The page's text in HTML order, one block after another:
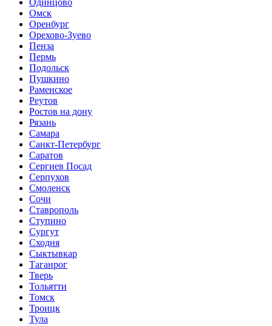
Одинцово
Омск
Оренбург
Орехово-Зуево
Пенза
Пермь
Подольск
Пушкино
Раменское
Реутов
Ростов на дону
Рязань
Самара
Санкт-Петербург
Саратов
Сергиев Посад
Серпухов
Смоленск
Сочи
Ставрополь
Ступино
Сургут
Сходня
Сыктывкар
Таганрог
Тверь
Тольятти
Томск
Троицк
Тула